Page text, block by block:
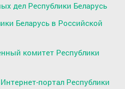
дел Республики Беларусь
Беларусь в Российской
комитет Республики
портал Республики